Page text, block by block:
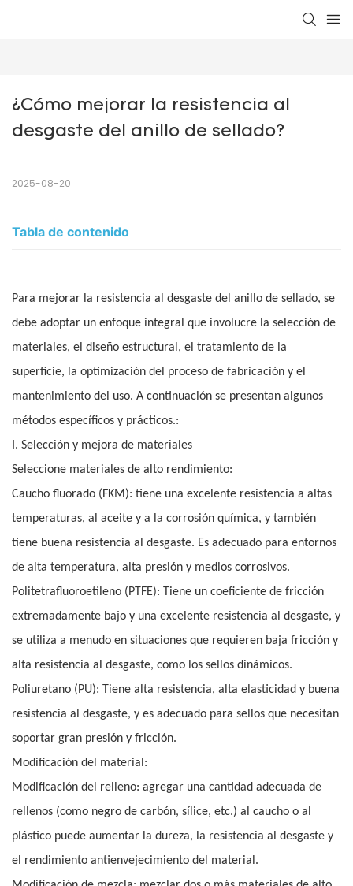
¿Cómo mejorar la resistencia al
desgaste del anillo de sellado?
2025-08-20
Tabla de contenido
Para mejorar la resistencia al desgaste del anillo de sellado, se
debe adoptar un enfoque integral que involucre la selección de
materiales, el diseño estructural, el tratamiento de la
superficie, la optimización del proceso de fabricación y el
mantenimiento del uso. A continuación se presentan algunos
métodos específicos y prácticos.:
I. Selección y mejora de materiales
Seleccione materiales de alto rendimiento:
Caucho fluorado (FKM): tiene una excelente resistencia a altas
temperaturas, al aceite y a la corrosión química, y también
tiene buena resistencia al desgaste. Es adecuado para entornos
de alta temperatura, alta presión y medios corrosivos.
Politetrafluoroetileno (PTFE): Tiene un coeficiente de fricción
extremadamente bajo y una excelente resistencia al desgaste, y
se utiliza a menudo en situaciones que requieren baja fricción y
alta resistencia al desgaste, como los sellos dinámicos.
Poliuretano (PU): Tiene alta resistencia, alta elasticidad y buena
resistencia al desgaste, y es adecuado para sellos que necesitan
soportar gran presión y fricción.
Modificación del material:
Modificación del relleno: agregar una cantidad adecuada de
rellenos (como negro de carbón, sílice, etc.) al caucho o al
plástico puede aumentar la dureza, la resistencia al desgaste y
el rendimiento antienvejecimiento del material.